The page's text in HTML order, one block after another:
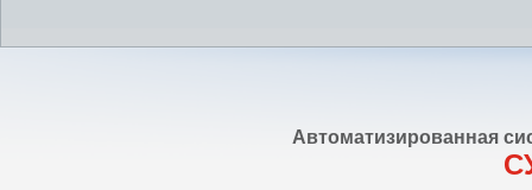
Автоматизированная